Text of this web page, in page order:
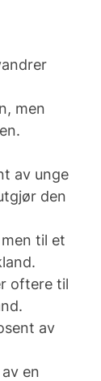
men
av unge
den
til et
oftere til
av
en